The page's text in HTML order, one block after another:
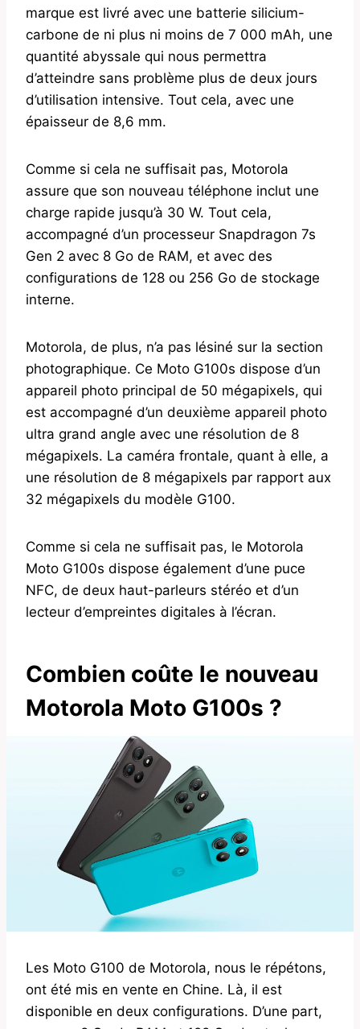
marque est livré avec une batterie silicium-
carbone de ni plus ni moins de 7 000 mAh, une
quantité abyssale qui nous permettra
d’atteindre sans problème plus de deux jours
d’utilisation intensive. Tout cela, avec une
épaisseur de 8,6 mm.
Comme si cela ne suffisait pas, Motorola
assure que son nouveau téléphone inclut une
charge rapide jusqu’à 30 W. Tout cela,
accompagné d’un processeur Snapdragon 7s
Gen 2 avec 8 Go de RAM, et avec des
configurations de 128 ou 256 Go de stockage
interne.
Motorola, de plus, n’a pas lésiné sur la section
photographique. Ce Moto G100s dispose d’un
appareil photo principal de 50 mégapixels, qui
est accompagné d’un deuxième appareil photo
ultra grand angle avec une résolution de 8
mégapixels. La caméra frontale, quant à elle, a
une résolution de 8 mégapixels par rapport aux
32 mégapixels du modèle G100.
Comme si cela ne suffisait pas, le Motorola
Moto G100s dispose également d’une puce
NFC, de deux haut-parleurs stéréo et d’un
lecteur d’empreintes digitales à l’écran.
Combien coûte le nouveau
Motorola Moto G100s ?
Les Moto G100 de Motorola, nous le répétons,
ont été mis en vente en Chine. Là, il est
disponible en deux configurations. D’une part,